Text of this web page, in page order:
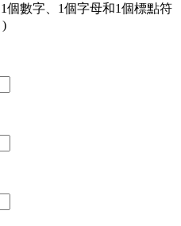
個數字、1個字母和1個標點符
)